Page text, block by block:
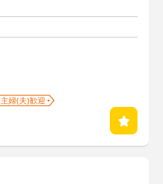
主婦(夫)歓迎